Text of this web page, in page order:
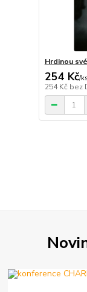
Hrdinou
254 Kč/ks
254 Kč bez